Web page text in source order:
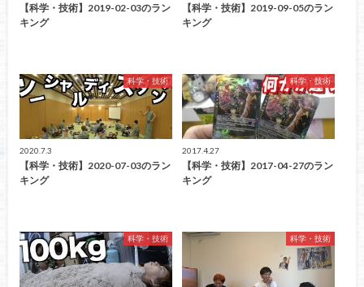
【科学・技術】2019-02-03のラン
キング
【科学・技術】2019-09-05のラン
キング
科学・技術
2020.7.3
【科学・技術】2020-07-03のラン
キング
科学・技術
2017.4.27
【科学・技術】2017-04-27のラン
キング
科学・技術 科学・技術